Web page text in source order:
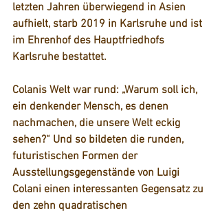
letzten Jahren überwiegend in Asien
aufhielt, starb 2019 in Karlsruhe und ist
im Ehrenhof des Hauptfriedhofs
Karlsruhe bestattet.
Colanis Welt war rund: „Warum soll ich,
ein denkender Mensch, es denen
nachmachen, die unsere Welt eckig
sehen?“ Und so bildeten die runden,
futuristischen Formen der
Ausstellungsgegenstände von Luigi
Colani einen interessanten Gegensatz zu
den zehn quadratischen